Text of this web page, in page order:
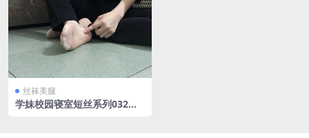
丝袜美腿
学妹校园寝室短丝系列032期